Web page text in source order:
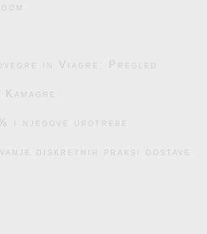
in Viagre: Pregled
i njegove upotrebe
diskretnih praksi dostave